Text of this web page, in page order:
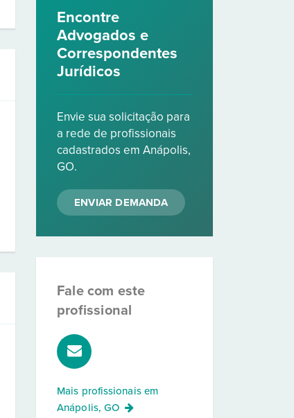
Encontre
Advogados e
Correspondentes
Jurídicos
Envie sua solicitação para
a rede de profissionais
cadastrados em Anápolis,
GO.
ENVIAR DEMANDA
Fale com este
profissional
Mais profissionais em
Anápolis, GO